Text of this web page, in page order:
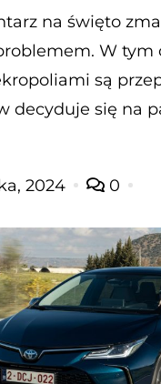
na święto
W tym
są
decyduje się na
2024 0